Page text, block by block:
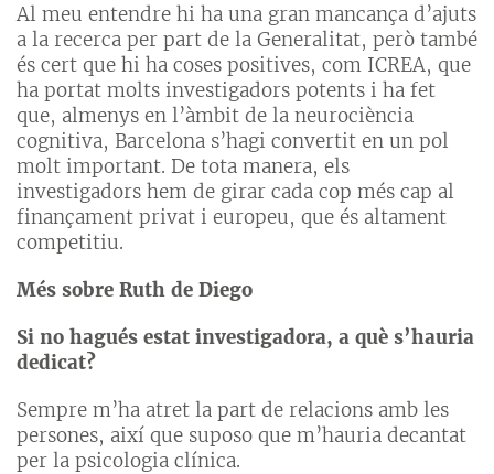
Al meu entendre hi ha una gran mancança d’ajuts
a la recerca per part de la Generalitat, però també
és cert que hi ha coses positives, com ICREA, que
ha portat molts investigadors potents i ha fet
que, almenys en l’àmbit de la neurociència
cognitiva, Barcelona s’hagi convertit en un pol
molt important. De tota manera, els
investigadors hem de girar cada cop més cap al
finançament privat i europeu, que és altament
competitiu.
Més sobre Ruth de Diego
Si no hagués estat investigadora, a què s’hauria
dedicat?
Sempre m’ha atret la part de relacions amb les
persones, així que suposo que m’hauria decantat
per la psicologia clínica.